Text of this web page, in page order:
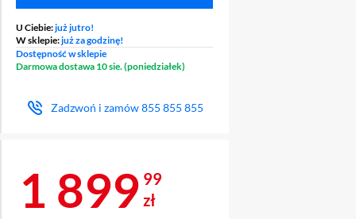
U Ciebie:już jutro!
W sklepie:już za godzinę!
Dostępność w sklepie
Darmowa dostawa 10 sie. (poniedziałek)
Zadzwoń i zamów855 855 855
Cena 1 899,99
1 899 99
zł